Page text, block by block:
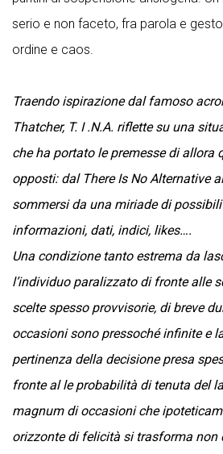
serio e non faceto, fra parola e
ordine e caos.
Traendo ispirazione dal famoso
Thatcher, T. I .N.A. riflette su una
che ha portato le premesse di allora
opposti: dal There Is No Alternative
sommersi da una miriade di
informazioni, dati, indici, likes….
Una condizione tanto estrema da
l’individuo paralizzato di fronte alle
scelte spesso provvisorie, di breve
occasioni sono pressoché infinite e
pertinenza della decisione presa
fronte al le probabilità di tenuta del
magnum di occasioni che
orizzonte di felicità si trasforma non